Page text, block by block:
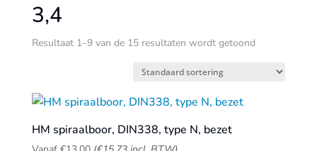
3,4
Resultaat 1–9 van de 15 resultaten wordt getoond
HM spiraalboor, DIN338, type N, bezet